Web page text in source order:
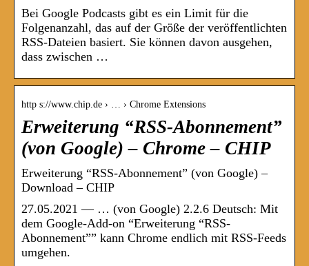
Bei Google Podcasts gibt es ein Limit für die
Folgenanzahl, das auf der Größe der veröffentlichten
RSS-Dateien basiert. Sie können davon ausgehen,
dass zwischen …
http s://www.chip.de › … › Chrome Extensions
Erweiterung “RSS-Abonnement”
(von Google) – Chrome – CHIP
Erweiterung “RSS-Abonnement” (von Google) –
Download – CHIP
27.05.2021 — … (von Google) 2.2.6 Deutsch: Mit
dem Google-Add-on “Erweiterung “RSS-
Abonnement”” kann Chrome endlich mit RSS-Feeds
umgehen.